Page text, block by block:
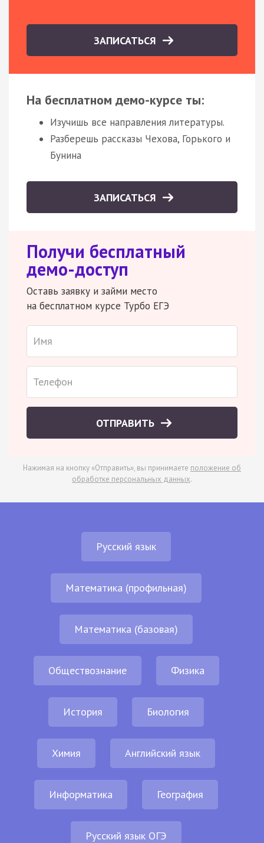
ЗАПИСАТЬСЯ
На бесплатном демо-курсе ты:
Изучишь все направления литературы.
Разберешь рассказы Чехова, Горького и
Бунина
ЗАПИСАТЬСЯ
Получи бесплатный
демо-доступ
Оставь заявку и займи место
на бесплатном курсе Турбо ЕГЭ
ОТПРАВИТЬ
Нажимая на кнопку «Отправить», вы принимаете положение об
обработке персональных данных.
Русский язык
Математика (профильная)
Математика (базовая)
Обществознание Физика
История Биология
Химия Английский язык
Информатика География
Русский язык ОГЭ